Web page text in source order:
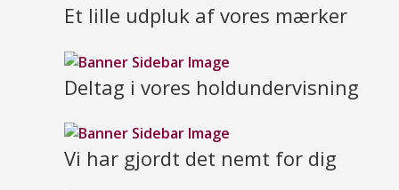
Et lille udpluk af vores mærker
Deltag i vores holdundervisning
Vi har gjordt det nemt for dig